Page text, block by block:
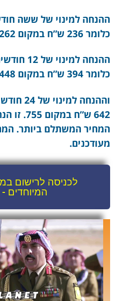
כלומר 236 ש”ח במקום 262;
כלומר 394 ש”ח במקום 448;
642 ש”ח
המחיר המשתלם ביותר.
מעודכנים.
לכניסה לרישום
המיוחדים -